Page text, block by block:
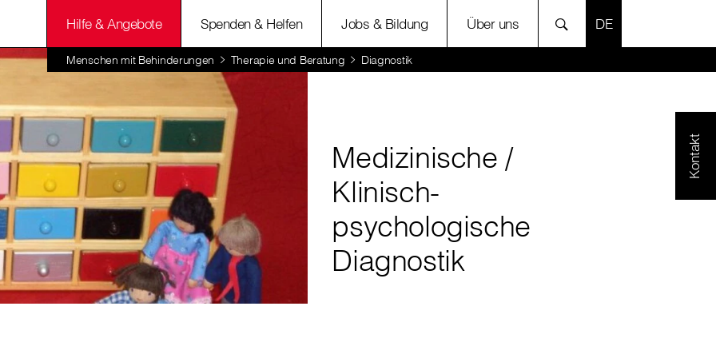
Hilfe & Angebote Spenden & Helfen Jobs & Bildung Über uns SPRACHE
Menschen mit Behinderungen Therapie und Beratung Diagnostik
Kontakt
Medizinische /
Klinisch-
psychologische
Diagnostik